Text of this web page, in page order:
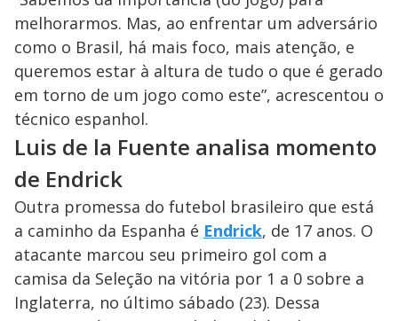
melhorarmos. Mas, ao enfrentar um adversário
como o Brasil, há mais foco, mais atenção, e
queremos estar à altura de tudo o que é gerado
em torno de um jogo como este”, acrescentou o
técnico espanhol.
Luis de la Fuente analisa momento
de Endrick
Outra promessa do futebol brasileiro que está
a caminho da Espanha é Endrick, de 17 anos. O
atacante marcou seu primeiro gol com a
camisa da Seleção na vitória por 1 a 0 sobre a
Inglaterra, no último sábado (23). Dessa